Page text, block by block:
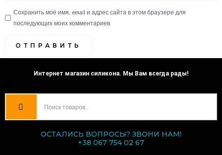
Сохранить моё имя, email и адрес сайта в этом браузере для
последующих моих комментариев.
Интернет магазин силикона. Мы Вам всегда рады!
ОСТАЛИСЬ ВОПРОСЫ? ЗВОНИ НАМ!
+38 067 754 02 67